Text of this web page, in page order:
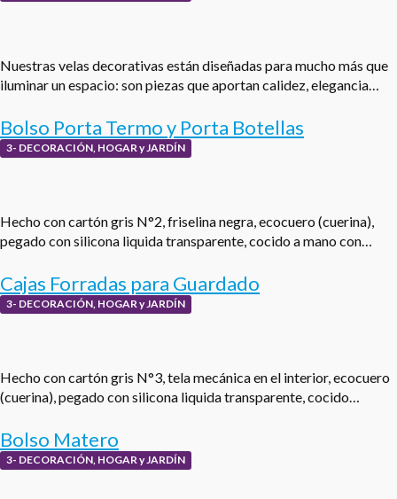
Nuestras velas decorativas están diseñadas para mucho más que
iluminar un espacio: son piezas que aportan calidez, elegancia…
Bolso Porta Termo y Porta Botellas
3- DECORACIÓN, HOGAR y JARDÍN
Hecho con cartón gris N°2, friselina negra, ecocuero (cuerina),
pegado con silicona liquida transparente, cocido a mano con…
Cajas Forradas para Guardado
3- DECORACIÓN, HOGAR y JARDÍN
Hecho con cartón gris N°3, tela mecánica en el interior, ecocuero
(cuerina), pegado con silicona liquida transparente, cocido…
Bolso Matero
3- DECORACIÓN, HOGAR y JARDÍN